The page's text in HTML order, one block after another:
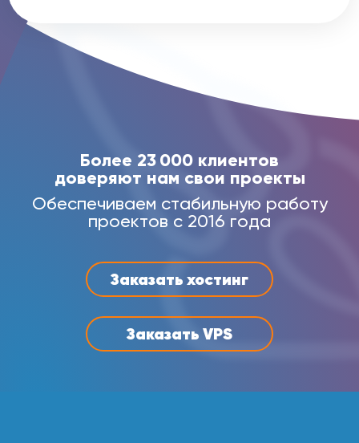
Заказать хостинг
Заказать VPS
Более 23 000 клиентов
доверяют нам свои проекты
Обеспечиваем стабильную работу
проектов с 2016 года